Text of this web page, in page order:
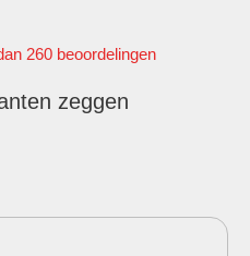
260 beoordelingen
zeggen